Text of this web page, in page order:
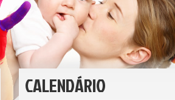
CALENDÁRIO